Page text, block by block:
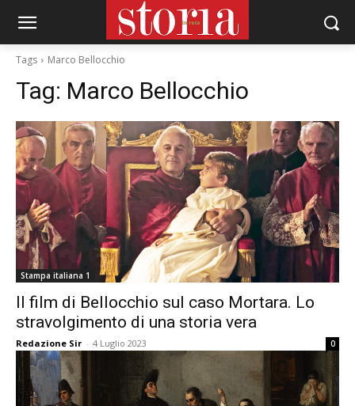
Tags Marco Bellocchio
Tag: Marco Bellocchio
Stampa italiana 1
Il film di Bellocchio sul caso Mortara. Lo
stravolgimento di una storia vera
Redazione Sir - 4 Luglio 2023 0